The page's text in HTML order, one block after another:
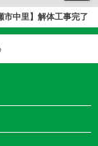
市中里】解体工事完了